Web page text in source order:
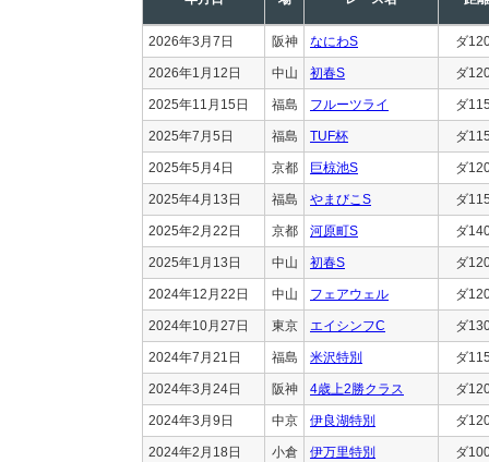
2026年3月7日 阪神 なにわS ダ
2026年1月12日 中山 初春S ダ
2025年11月15日 福島 フルーツライ ダ
2025年7月5日 福島 TUF杯 ダ
2025年5月4日 京都 巨椋池S ダ
2025年4月13日 福島 やまびこS ダ
2025年2月22日 京都 河原町S ダ
2025年1月13日 中山 初春S ダ
2024年12月22日 中山 フェアウェル ダ
2024年10月27日 東京 エイシンフC ダ
2024年7月21日 福島 米沢特別 ダ
2024年3月24日 阪神 4歳上2勝クラス ダ
2024年3月9日 中京 伊良湖特別 ダ
2024年2月18日 小倉 伊万里特別 ダ